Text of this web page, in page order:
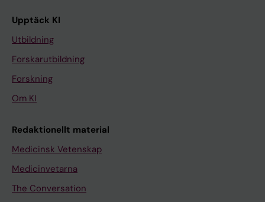
Upptäck KI
Utbildning
Forskarutbildning
Forskning
Om KI
Redaktionellt material
Medicinsk Vetenskap
Medicinvetarna
The Conversation